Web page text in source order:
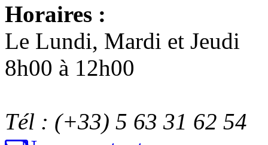
Horaires :
Le Lundi, Mardi et Jeudi
8h00 à 12h00
Tél : (+33) 5 63 31 62 54